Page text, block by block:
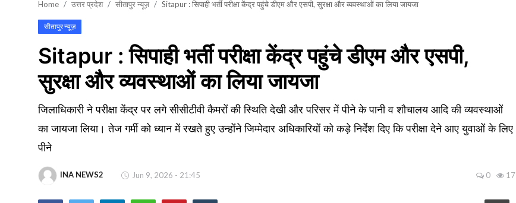
वायरल न्यूज़
Home उत्तर प्रदेश सीतापुर न्यूज़ Sitapur : सिपाही भर्ती परीक्षा केंद्र पहुंचे डीएम और एसपी, सुरक्षा और व्यवस्थाओं का लिया जायजा
सीतापुर न्यूज़
Sitapur : सिपाही भर्ती परीक्षा केंद्र पहुंचे डीएम और एसपी,
सुरक्षा और व्यवस्थाओं का लिया जायजा
जिलाधिकारी ने परीक्षा केंद्र पर लगे सीसीटीवी कैमरों की स्थिति देखी और परिसर में पीने के पानी व शौचालय आदि की व्यवस्थाओं
का जायजा लिया। तेज गर्मी को ध्यान में रखते हुए उन्होंने जिम्मेदार अधिकारियों को कड़े निर्देश दिए कि परीक्षा देने आए युवाओं के लिए
पीने
INA NEWS2 Jun 9, 2026 - 21:45 0 17